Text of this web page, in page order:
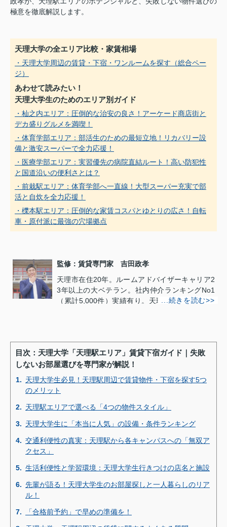
極意を徹底解説します。
天理大学の全エリア比較・家賃相場
・天理大学周辺の賃貸・下宿・ワンルームを探す（総合ペー
ジ）
あわせて読みたい！
天理大学生のためのエリア別ガイド
・杣之内エリア：圧倒的な治安の良さ！アーケード商店街と
デカ盛りグルメを満喫！
・体育学部エリア：部活生のための最短立地！リカバリー設
備と激安スーパーで全力応援！
・医療学部エリア：実習優先の病院直結ルート！高い防犯性
と国道沿いの便利さとは？
・前栽駅エリア：体育学部へ一直線！大型スーパー充実で部
活と自炊を全力応援！
・櫟本駅エリア：圧倒的な家賃コスパとゆとりの広さ！自転
車・原付派に最強の穴場拠点
監修：賃貸専門家 吉田政孝
天理市在住20年。ルームアドバイザーキャリア2
3年以上の大ベテラン。社内仲介ランキングNo1
（累計5,000件）実績有り。天理市の下宿場所や
多数あり。大学提携店の天理大学とタッグを組
み、学生向け長期空室部屋を満室まで導いた立役
者としても知られる。
吉田政孝のプロフィール>>
目次：天理大学「天理駅エリア」賃貸下宿ガイド｜失敗
しないお部屋選びを専門家が解説！
1. 天理大学生必見！天理駅周辺で賃貸物件・下宿を探す5つ
のメリット
2. 天理駅エリアで選べる「4つの物件スタイル」
3. 天理大学生に「本当に人気」の設備・条件ランキング
4. 交通利便性の真実：天理駅から各キャンパスへの「無双ア
クセス」
5. 生活利便性と学習環境：天理大学生行きつけの店名と施設
6. 先輩が語る！天理大学生のお部屋探しと一人暮らしのリア
ル！
7. 「合格前予約」で早めの準備を！